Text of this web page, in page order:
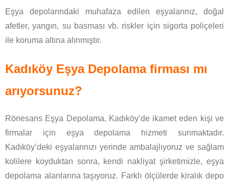
Eşya depolarındaki muhafaza edilen eşyalarınız, doğal
afetler, yangın, su basması vb. riskler için sigorta poliçeleri
ile koruma altına alınmıştır.
Kadıköy Eşya Depolama firması mı
arıyorsunuz?
Rönesans Eşya Depolama, Kadıköy’de ikamet eden kişi ve
firmalar için eşya depolama hizmeti sunmaktadır.
Kadıköy’deki eşyalarınızı yerinde ambalajlıyoruz ve sağlam
kolilere koyduktan sonra, kendi nakliyat şirketimizle, eşya
depolama alanlarına taşıyoruz. Farklı ölçülerde kiralık depo